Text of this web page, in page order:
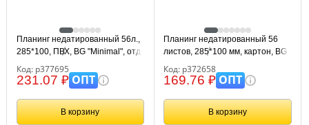
Планинг недатированный 56л.,
285*100, ПВХ, BG "Minimal", отд.
Код: р377695
231.07 ₽ОПТ
В корзину
Планинг недатированный 56
листов, 285*100 мм, картон, BG
Код: р372658
169.76 ₽ОПТ
В корзину